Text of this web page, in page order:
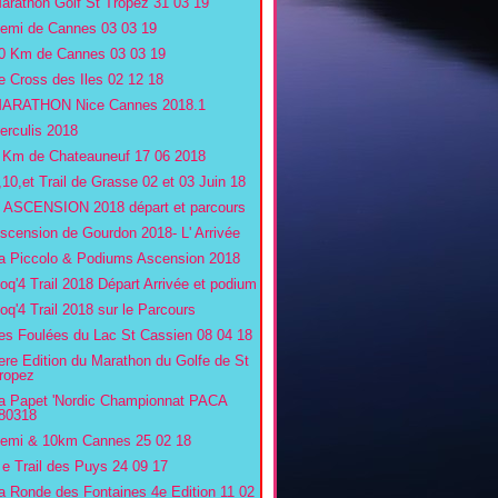
de Cannes 03 03 19
Km de Cannes 03 03 19
Cross des Iles 02 12 18
Nice Cannes 2018.1
2018
de Chateauneuf 17 06 2018
Trail de Grasse 02 et 03 Juin 18
ASCENSION 2018 départ et parcours
de Gourdon 2018- L' Arrivée
Piccolo & Podiums Ascension 2018
Trail 2018 Départ Arrivée et podium
Trail 2018 sur le Parcours
Foulées du Lac St Cassien 08 04 18
Edition du Marathon du Golfe de St
Papet 'Nordic Championnat PACA
& 10km Cannes 25 02 18
e Trail des Puys 24 09 17
Ronde des Fontaines 4e Edition 11 02